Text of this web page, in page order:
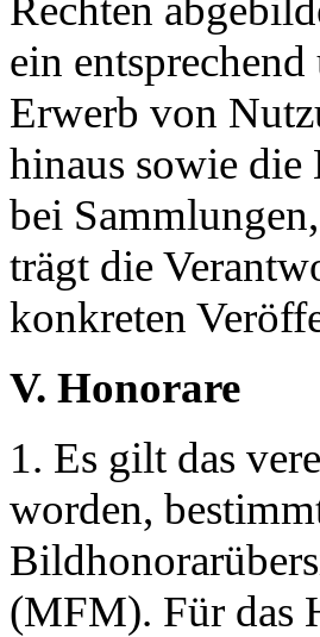
Rechten
ein
Erwerb von
hinaus sowie
bei
trägt die
konkreten
V. Honorare
1. Es gilt das
worden,
(MFM). Für das